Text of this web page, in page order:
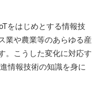
をはじめとする情報技
業や農業等のあらゆる産
。こうした変化に対応す
情報技術の知識を身に